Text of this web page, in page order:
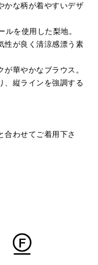
かな柄が着やすいデザ
を使用した梨地。
性が良く清涼感漂う素
華やかなブラウス。
、縦ラインを強調する
合わせてご着用下さ